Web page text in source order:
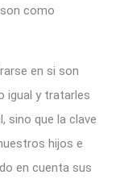
como
en si son
igual y tratarles
sino que la clave
hijos e
en cuenta sus